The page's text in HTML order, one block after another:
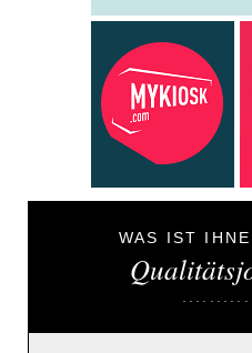
WAS IST